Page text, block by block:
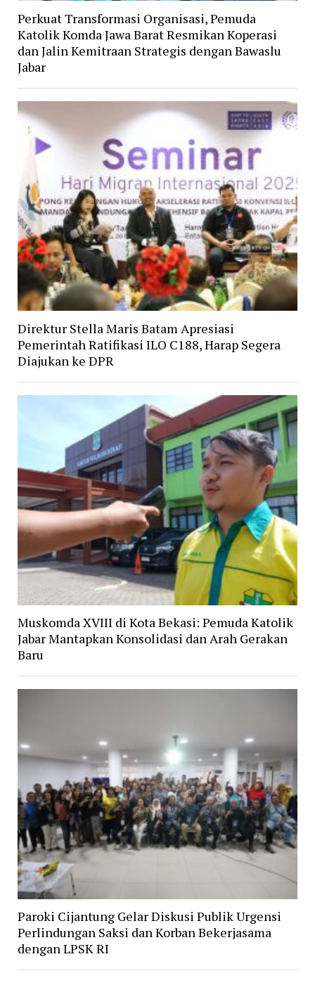
Perkuat Transformasi Organisasi, Pemuda
Katolik Komda Jawa Barat Resmikan Koperasi
dan Jalin Kemitraan Strategis dengan Bawaslu
Jabar
Direktur Stella Maris Batam Apresiasi
Pemerintah Ratifikasi ILO C188, Harap Segera
Diajukan ke DPR
Muskomda XVIII di Kota Bekasi: Pemuda Katolik
Jabar Mantapkan Konsolidasi dan Arah Gerakan
Baru
Paroki Cijantung Gelar Diskusi Publik Urgensi
Perlindungan Saksi dan Korban Bekerjasama
dengan LPSK RI